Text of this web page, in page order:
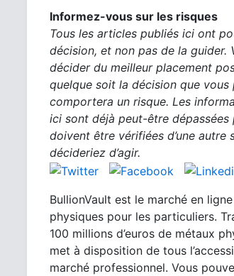
Informez-vous sur les risques
Tous les articles publiés ici ont
décision, et non pas de la guider.
décider du meilleur placement
quelque soit la décision que vous
comportera un risque. Les
ici sont déjà peut-être dépassées
doivent être vérifiées d’une autre
décideriez d’agir.
BullionVault est le marché en ligne
physiques pour les particuliers.
100 millions d’euros de métaux
met à disposition de tous
marché professionnel. Vous